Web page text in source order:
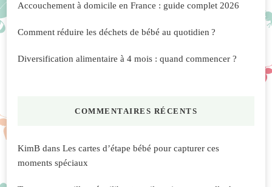
Accouchement à domicile en France : guide complet 2026
Comment réduire les déchets de bébé au quotidien ?
Diversification alimentaire à 4 mois : quand commencer ?
COMMENTAIRES RÉCENTS
KimB dans Les cartes d’étape bébé pour capturer ces
moments spéciaux